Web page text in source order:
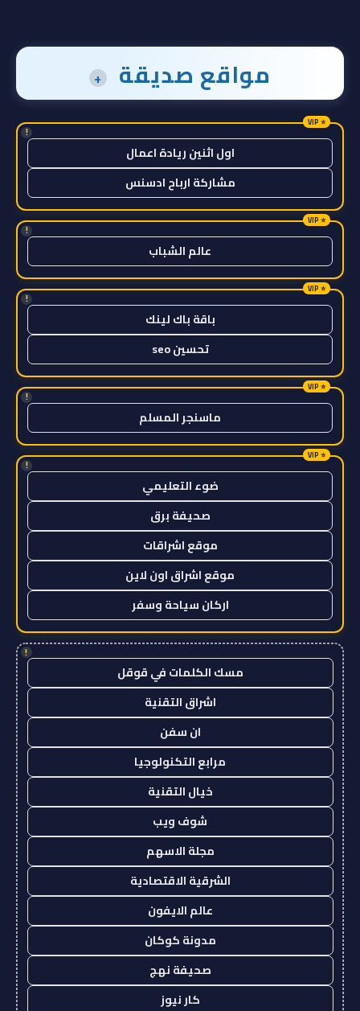
مواقع صديقة +
!
اول اثنين ريادة اعمال
مشاركة ارباح ادسنس
!
عالم الشباب
!
باقة باك لينك
تحسين seo
!
ماسنجر المسلم
!
ضوء التعليمي
صحيفة برق
موقع اشراقات
موقع اشراق اون لاين
اركان سياحة وسفر
!
مسك الكلمات في قوقل
اشراق التقنية
ان سفن
مرابع التكنولوجيا
خيال التقنية
شوف ويب
مجلة الاسهم
الشرقية الاقتصادية
عالم الايفون
مدونة كوكان
صحيفة نهج
كار نيوز